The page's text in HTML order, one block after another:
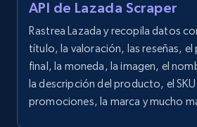
API de Lazada Scraper
Rastrea Lazada y recopila datos
título, la valoración, las reseñas, el
final, la moneda, la imagen, el
la descripción del producto, el
promociones, la marca y mucho